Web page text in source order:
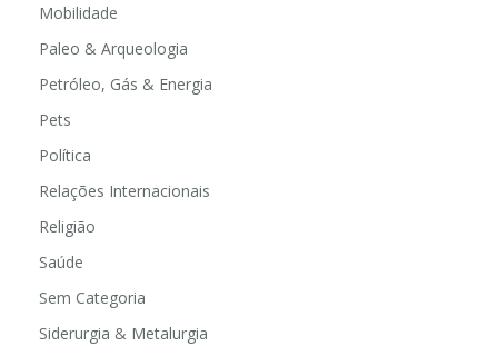
Mobilidade
Paleo & Arqueologia
Petróleo, Gás & Energia
Pets
Política
Relações Internacionais
Religião
Saúde
Sem Categoria
Siderurgia & Metalurgia